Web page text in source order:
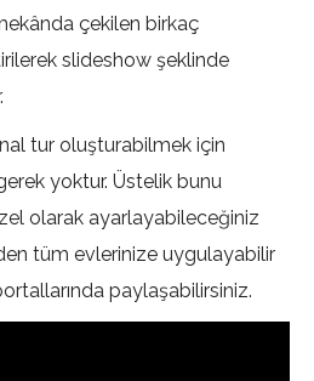
çekilen birkaç
slideshow şeklinde
tur oluşturabilmek için
yoktur. Üstelik bunu
olarak ayarlayabileceğiniz
tüm evlerinize uygulayabilir
paylaşabilirsiniz.